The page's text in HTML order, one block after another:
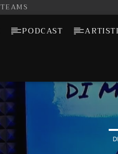
TEAMS
PODCAST ARTISTI